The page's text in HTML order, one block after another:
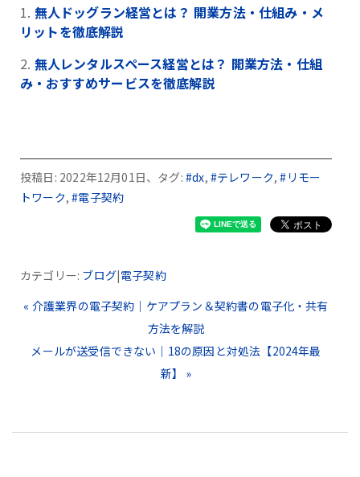
無人ドッグラン経営とは？ 開業方法・仕組み・メ
リットを徹底解説
無人レンタルスペース経営とは？ 開業方法・仕組
み・おすすめサービスを徹底解説
投稿日: 2022年12月01日、タグ: #dx, #テレワーク,#リモー
トワーク,#電子契約
カテゴリー: ブログ|電子契約
« 介護業界の電子契約｜ケアプラン＆契約書の電子化・共有
方法を解説
メールが送受信できない｜18の原因と対処法【2024年最
新】 »